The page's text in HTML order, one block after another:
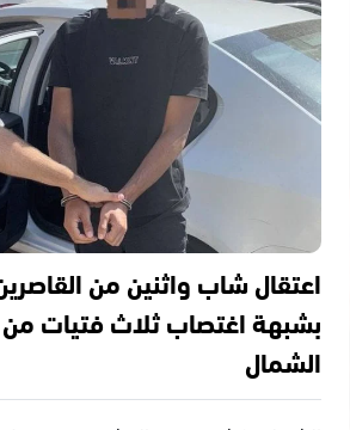
اعتقال شاب واثنين من
بشبهة اغتصاب ثلاث فتيات من
الشمال